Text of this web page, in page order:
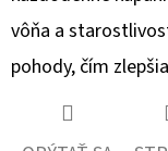
vôňa a
pohody, čím